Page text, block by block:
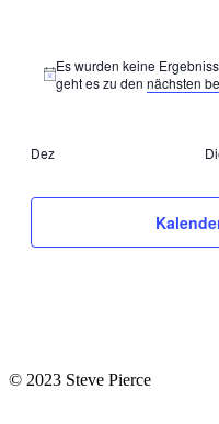
Es wurden keine
geht es zu dennächsten
Dez
© 2023 Steve Pierce